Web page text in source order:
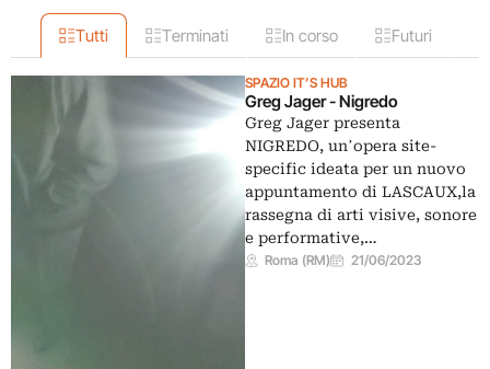
Tutti Terminati In corso Futuri
SPAZIO IT’S HUB
Greg Jager - Nigredo
Greg Jager presenta
NIGREDO, unʼopera site-
specific ideata per un nuovo
appuntamento di LASCAUX,la
rassegna di arti visive, sonore
e performative,…
Roma (RM) 21/06/2023